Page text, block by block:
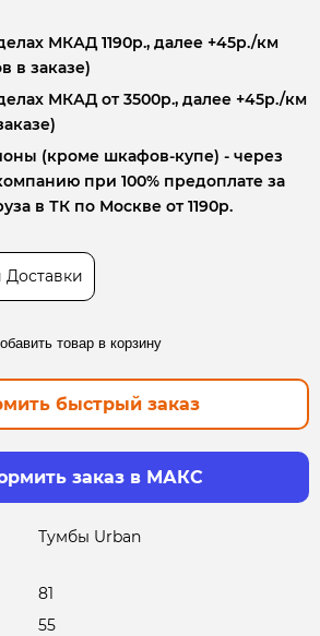
МКАД 1190р., далее +45р./км
в заказе)
МКАД от 3500р., далее +45р./км
(кроме шкафов-купе) - через
при 100% предоплате за
в ТК по Москве от 1190р.
товар в корзину
быстрый заказ
заказ в МАКС
Тумбы Urban
81
55